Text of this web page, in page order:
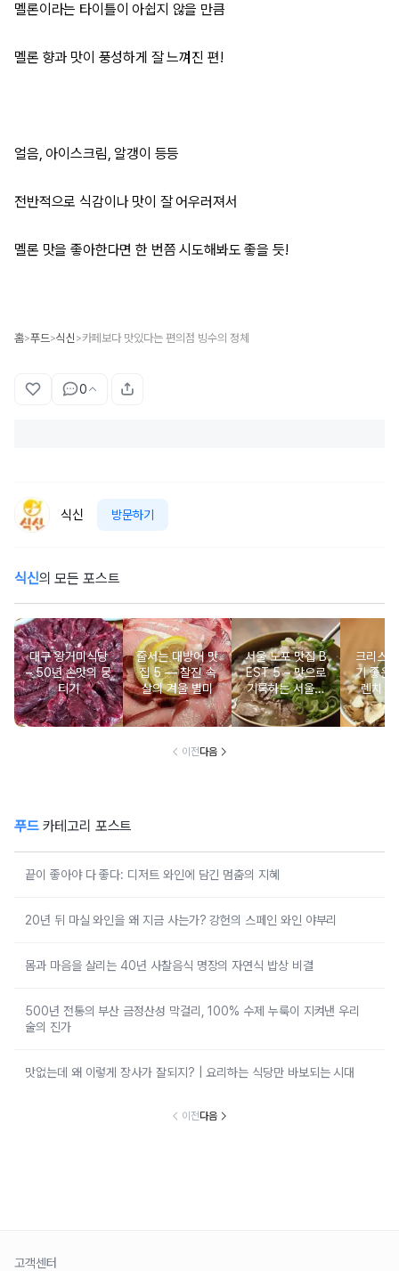
멜론이라는 타이틀이 아쉽지 않을 만큼
멜론 향과 맛이 풍성하게 잘 느껴진 편!
얼음, 아이스크림, 알갱이 등등
전반적으로 식감이나 맛이 잘 어우러져서
멜론 맛을 좋아한다면 한 번쯤 시도해봐도 좋을 듯!
홈>푸드>식신 >카페보다 맛있다는 편의점 빙수의 정체
0
식신 방문하기
식신의 모든 포스트
대구 왕거미식당
– 50년 손맛의 뭉
티기
줄서는 대방어 맛
집 5 ― 찰진 속
살의 겨울 별미
서울 노포 맛집 B
EST 5 – 맛으로
기록하는 서울의
시간
크리스
기 좋은
렌치
이전다음
푸드카테고리 포스트
끝이 좋아야 다 좋다: 디저트 와인에 담긴 멈춤의 지혜
20년 뒤 마실 와인을 왜 지금 사는가? 강헌의 스페인 와인 야부리
몸과 마음을 살리는 40년 사찰음식 명장의 자연식 밥상 비결
500년 전통의 부산 금정산성 막걸리, 100% 수제 누룩이 지켜낸 우리
술의 진가
맛없는데 왜 이렇게 장사가 잘되지? | 요리하는 식당만 바보되는 시대
이전다음
고객센터